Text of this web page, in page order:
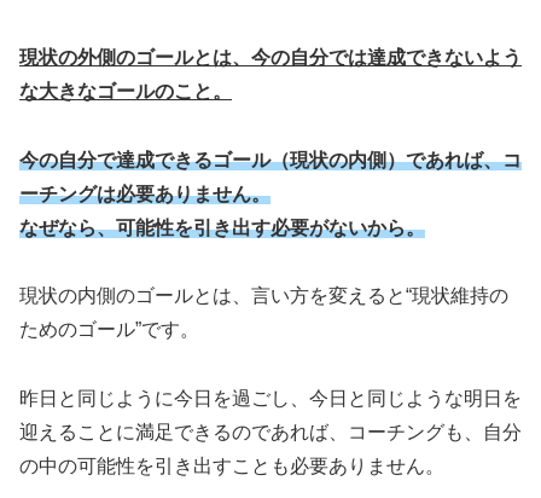
現状の外側のゴールとは、今の自分では達成できないよう
な大きなゴールのこと。
今の自分で達成できるゴール（現状の内側）であれば、コ
ーチングは必要ありません。
なぜなら、可能性を引き出す必要がないから。
現状の内側のゴールとは、言い方を変えると“現状維持の
ためのゴール”です。
昨日と同じように今日を過ごし、今日と同じような明日を
迎えることに満足できるのであれば、コーチングも、自分
の中の可能性を引き出すことも必要ありません。